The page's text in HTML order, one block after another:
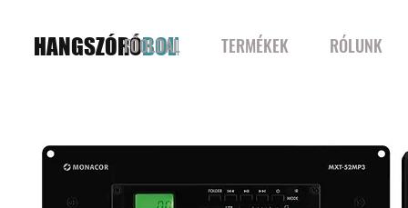
HANGSZÓRÓBOLT
FŐOLDAL TERMÉKEK RÓLUNK